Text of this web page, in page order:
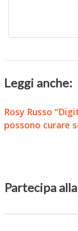
Leggi anche:
Rosy Russo
possono curare
Partecipa